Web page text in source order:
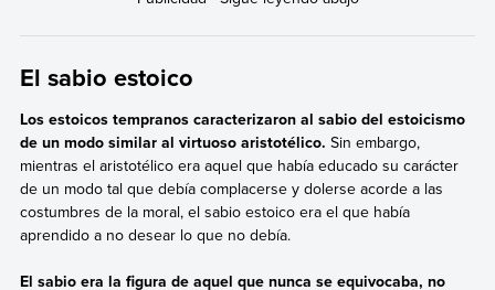
El sabio estoico
Los estoicos tempranos caracterizaron al sabio del estoicismo
de un modo similar al virtuoso aristotélico. Sin embargo,
mientras el aristotélico era aquel que había educado su carácter
de un modo tal que debía complacerse y dolerse acorde a las
costumbres de la moral, el sabio estoico era el que había
aprendido a no desear lo que no debía.
El sabio era la figura de aquel que nunca se equivocaba, no